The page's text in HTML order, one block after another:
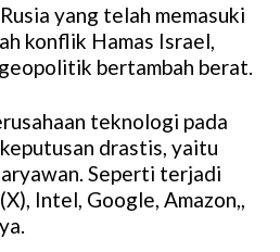
yang telah memasuki
konflik Hamas Israel,
bertambah berat.
teknologi pada
drastis, yaitu
Seperti terjadi
Intel, Google, Amazon,,